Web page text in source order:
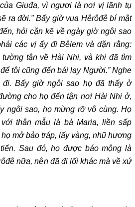
Giuđa, vì ngươi là nơi vị lãnh tụ
ra đời.” Bấy giờ vua Hêrôđê bí mật
hỏi cặn kẽ về ngày giờ ngôi sao
các vị ấy đi Bêlem và dặn rằng:
tận về Hài Nhi, và khi đã tìm
tôi cũng đến bái lạy Người.” Nghe
Bấy giờ ngôi sao họ đã thấy ở
cho họ đến tận nơi Hài Nhi ở,
ngôi sao, họ mừng rỡ vô cùng. Họ
thân mẫu là bà Maria, liền sấp
mở bảo tráp, lấy vàng, nhũ hương
Sau đó, họ được báo mộng là
nữa, nên đã đi lối khác mà về xứ